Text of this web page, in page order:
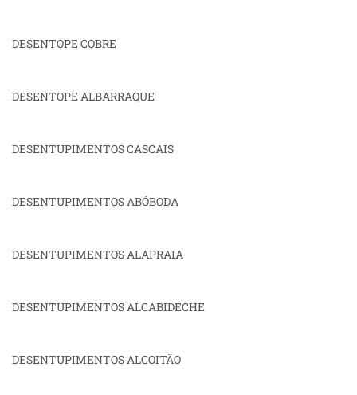
DESENTOPE COBRE
DESENTOPE ALBARRAQUE
DESENTUPIMENTOS CASCAIS
DESENTUPIMENTOS ABÓBODA
DESENTUPIMENTOS ALAPRAIA
DESENTUPIMENTOS ALCABIDECHE
DESENTUPIMENTOS ALCOITÃO